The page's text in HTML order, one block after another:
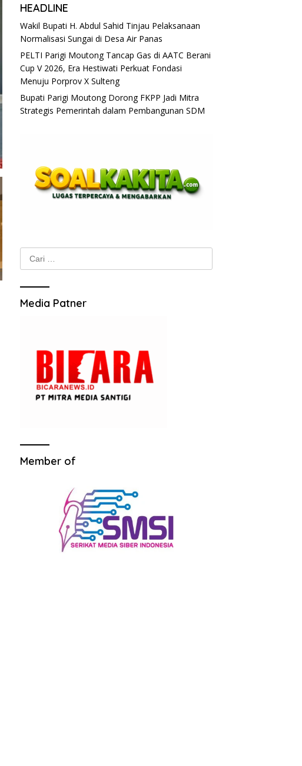
HEADLINE
Wakil Bupati H. Abdul Sahid Tinjau Pelaksanaan
Normalisasi Sungai di Desa Air Panas
PELTI Parigi Moutong Tancap Gas di AATC Berani
Cup V 2026, Era Hestiwati Perkuat Fondasi
Menuju Porprov X Sulteng
Bupati Parigi Moutong Dorong FKPP Jadi Mitra
Strategis Pemerintah dalam Pembangunan SDM
Cari
untuk:
Media Patner
Member of